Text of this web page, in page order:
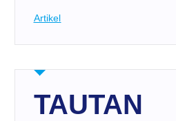
Artikel
TAUTAN